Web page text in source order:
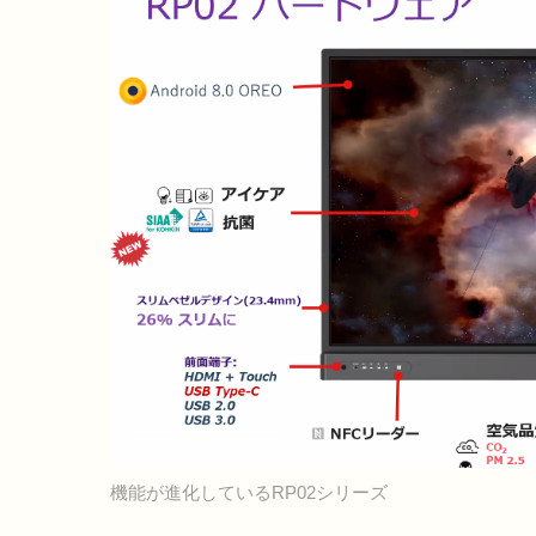
機能が進化しているRP02シリーズ